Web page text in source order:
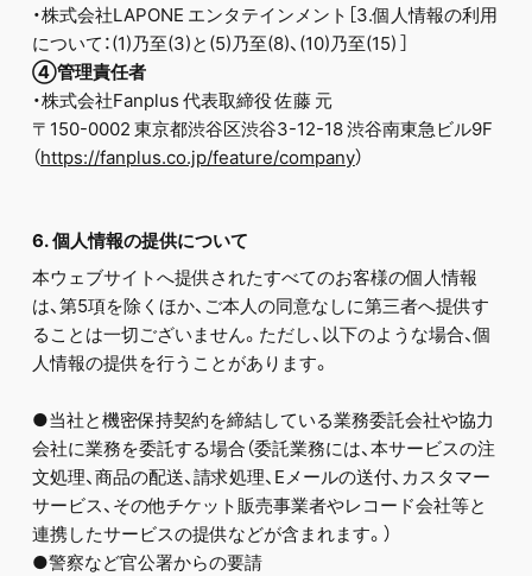
・株式会社LAPONE エンタテインメント［3.個人情報の利用
について：(1)乃至(3)と(5)乃至(8)、(10)乃至(15) ］
④管理責任者
・株式会社Fanplus 代表取締役 佐藤 元
〒150-0002 東京都渋谷区渋谷3-12-18 渋谷南東急ビル9F
（https://fanplus.co.jp/feature/company）
6. 個人情報の提供について
本ウェブサイトへ提供されたすべてのお客様の個人情報
は、第5項を除くほか、ご本人の同意なしに第三者へ提供す
ることは一切ございません。ただし、以下のような場合、個
人情報の提供を行うことがあります。
●当社と機密保持契約を締結している業務委託会社や協力
会社に業務を委託する場合（委託業務には、本サービスの注
文処理、商品の配送、請求処理、Eメールの送付、カスタマー
サービス、その他チケット販売事業者やレコード会社等と
連携したサービスの提供などが含まれます。）
●警察など官公署からの要請